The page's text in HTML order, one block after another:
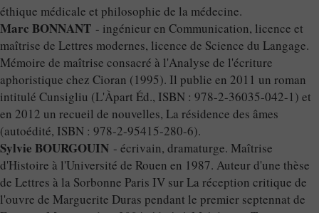
éthique médicale et philosophie de la médecine.
Marc BONNANT - ingénieur en Communication, licence et
maîtrise de Lettres modernes, licence de Science du Langage.
Mémoire de maîtrise consacré à l'Analyse de l'écriture
aphoristique chez Cioran (1995). Il publie en 2011 un roman
intitulé Cunsigliu (L'Àpart Éd., ISBN : 978-2-36035-042-1) et
en 2012 un recueil de nouvelles, La résidence des âmes
(autoédité, ISBN : 978-2-95415-280-6).
Sylvie BOURGOUIN - écrivain, dramaturge. Maîtrise
d'Histoire à l'Université de Rouen en 1987. Auteur d'une thèse
de Lettres à la Sorbonne Paris IV sur La réception critique de
l'ouvre de Marguerite Duras pendant le premier septennat de